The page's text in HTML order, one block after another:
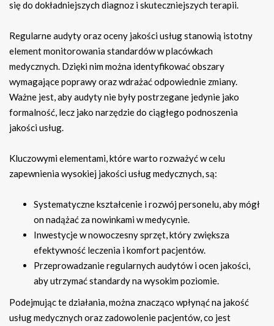
się do dokładniejszych diagnoz i skuteczniejszych terapii.
Regularne audyty oraz oceny jakości usług stanowią istotny
element monitorowania standardów w placówkach
medycznych. Dzięki nim można identyfikować obszary
wymagające poprawy oraz wdrażać odpowiednie zmiany.
Ważne jest, aby audyty nie były postrzegane jedynie jako
formalność, lecz jako narzędzie do ciągłego podnoszenia
jakości usług.
Kluczowymi elementami, które warto rozważyć w celu
zapewnienia wysokiej jakości usług medycznych, są:
Systematyczne kształcenie i rozwój personelu, aby mógł
on nadążać za nowinkami w medycynie.
Inwestycje w nowoczesny sprzęt, który zwiększa
efektywność leczenia i komfort pacjentów.
Przeprowadzanie regularnych audytów i ocen jakości,
aby utrzymać standardy na wysokim poziomie.
Podejmując te działania, można znacząco wpłynąć na jakość
usług medycznych oraz zadowolenie pacjentów, co jest